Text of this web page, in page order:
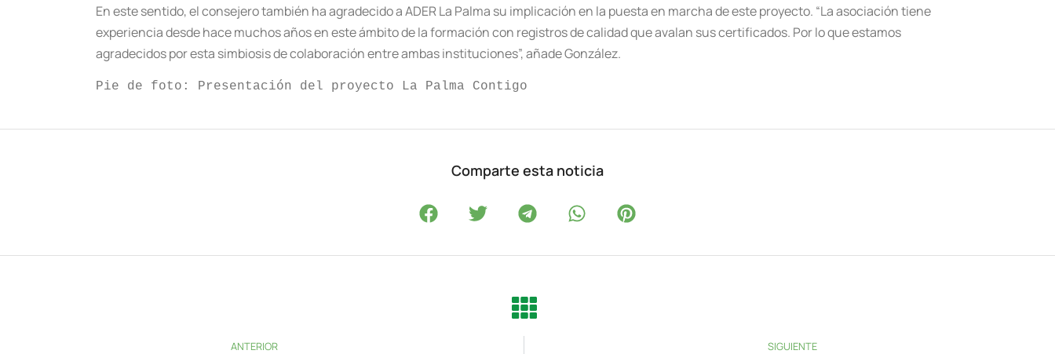
En este sentido, el consejero también ha agradecido a ADER La Palma su implicación en la puesta en marcha de este proyecto. “La asociación tiene
experiencia desde hace muchos años en este ámbito de la formación con registros de calidad que avalan sus certificados. Por lo que estamos
agradecidos por esta simbiosis de colaboración entre ambas instituciones”, añade González.
Pie de foto: Presentación del proyecto La Palma Contigo
Comparte esta noticia
ANTERIOR SIGUIENTE